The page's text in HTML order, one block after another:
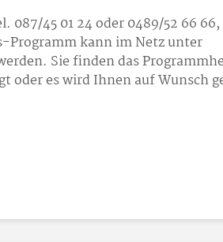
087/45 01 24 oder 0489/52 66
Programm kann im Netz unter
Sie finden das
oder es wird Ihnen auf Wunsch